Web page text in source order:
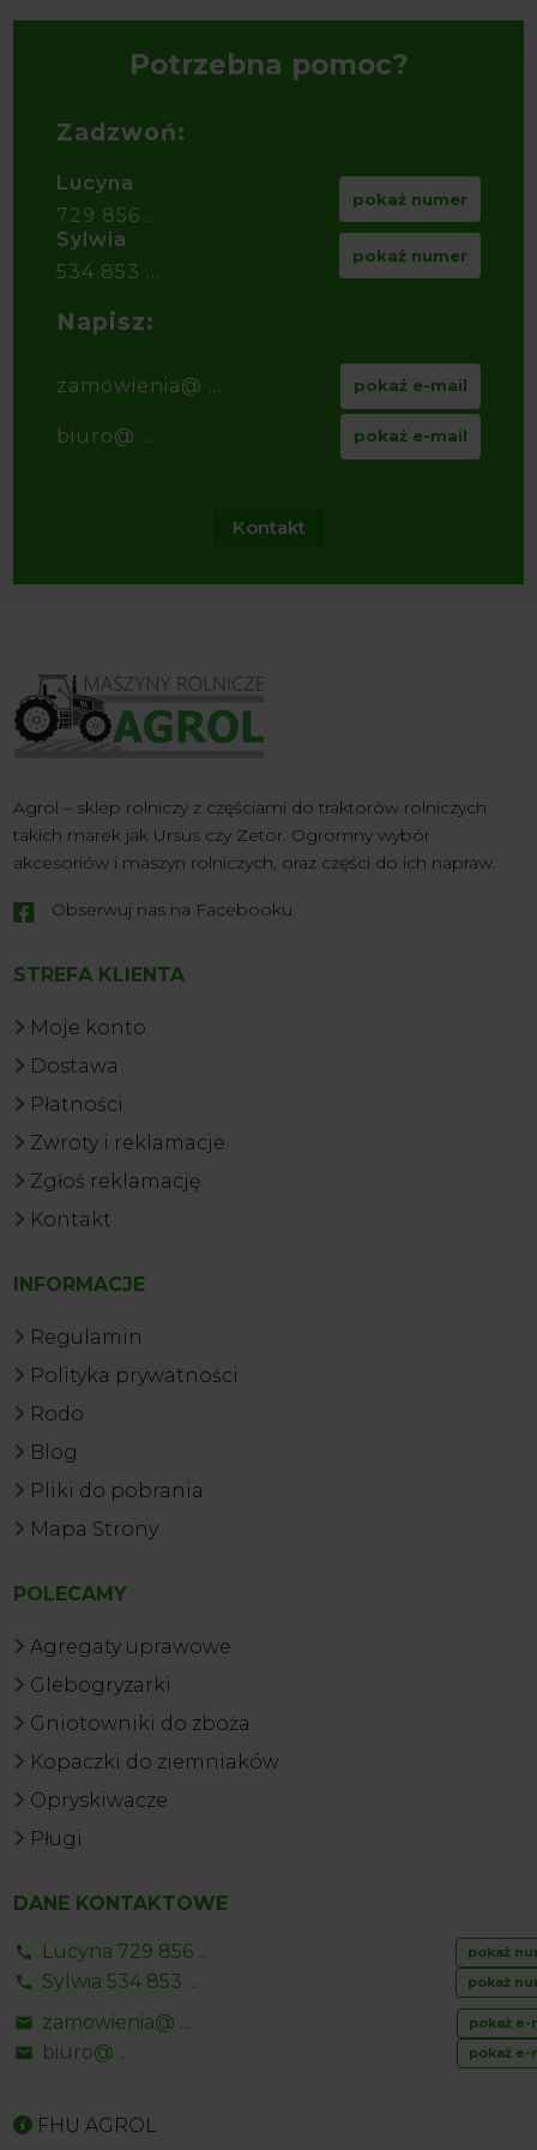
Potrzebna pomoc?
Zadzwoń:
Lucyna
729 856 ...
pokaż numer
Sylwia
534 853 ...
pokaż numer
Napisz:
zamowienia@ ... pokaż e-mail
biuro@ ... pokaż e-mail
Kontakt
Agrol – sklep rolniczy z częściami do traktorów rolniczych
takich marek jak Ursus czy Zetor. Ogromny wybór
akcesoriów i maszyn rolniczych, oraz części do ich napraw.
 Obserwuj nas na Facebooku
STREFA KLIENTA
Moje konto
Dostawa
Płatności
Zwroty i reklamacje
Zgłoś reklamację
Kontakt
INFORMACJE
Regulamin
Polityka prywatności
Rodo
Blog
Pliki do pobrania
Mapa Strony
POLECAMY
Agregaty uprawowe
Glebogryzarki
Gniotowniki do zboża
Kopaczki do ziemniaków
Opryskiwacze
Pługi
DANE KONTAKTOWE
Lucyna 729 856 ... pokaż
Sylwia 534 853 ... pokaż
zamowienia@ ... pokaż e-
biuro@ ... pokaż e-
FHU AGROL